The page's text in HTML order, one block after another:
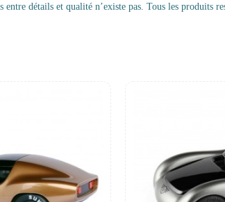
détails et qualité n’existe pas. Tous les produits